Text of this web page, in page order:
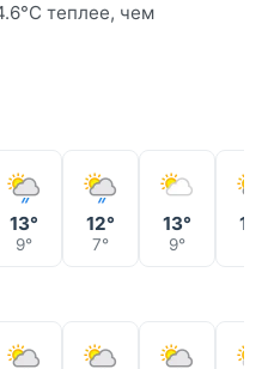
теплее, чем
13°
9°
12°
7°
13°
9°
12°